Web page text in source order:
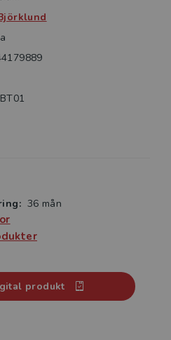
vetenskapligt består av
digitalt läromedel med en
boken, där det är möjligt
anteckna. Anteckningarna
enkelt samlas ihop och
36 mån
produkt